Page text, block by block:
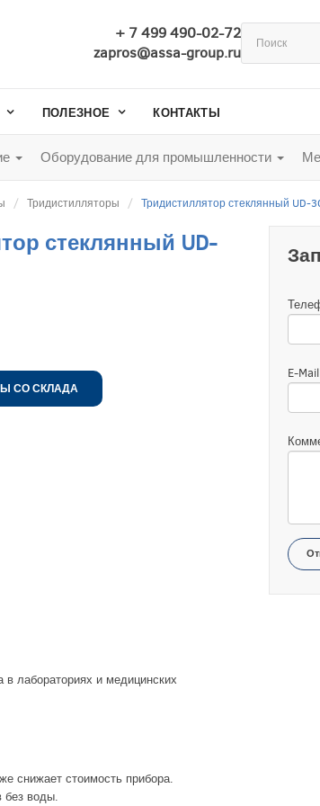
+ 7 499 490-02-72
zapros@assa-group.ru
ПОЛЕЗНОЕ КОНТАКТЫ
Оборудование для промышленности
Тридистилляторы Тридистиллятор стеклянный UD-
стеклянный UD-
СО СКЛАДА
лабораториях и медицинских
снижает стоимость прибора.
без воды.
E-Mail